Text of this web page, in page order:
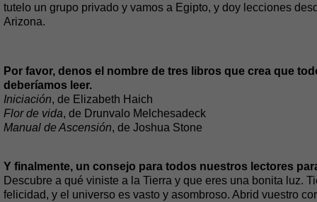
tutelo un grupo privado y vamos a Egipto, y doy lecciones
Arizona.
Por favor, denos el nombre de tres libros que crea que
deberíamos leer.
Iniciación, de Elizabeth Haich
Flor de vida, de Drunvalo Melchesadeck
Manual de Ascensión, de Joshua Stone
Y finalmente, un consejo para todos nuestros lectores
Descubre a qué viniste a la Tierra y que eres una bonita luz.
felicidad, y el universo es vasto y asombroso. Abrid vuestro